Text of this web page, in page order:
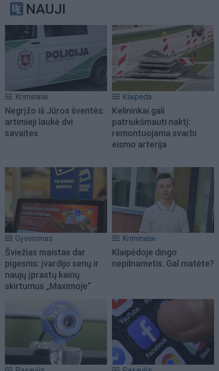
NAUJI
Kriminalai
Negrįžo iš Jūros šventės:
artimieji laukė dvi
savaites
Klaipėda
Kelininkai gali
patriukšmauti naktį:
remontuojama svarbi
eismo arterija
Gyvenimas
Šviežias maistas dar
pigesnis: įvardijo senų ir
naujų įprastų kainų
skirtumus „Maximoje“
Kriminalai
Klaipėdoje dingo
nepilnametis. Gal matėte?